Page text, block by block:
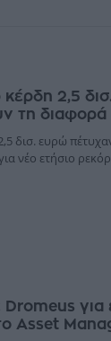
2,5
τη διαφορά
δισ. ευρώ
νέο ετήσιο
για
Asset